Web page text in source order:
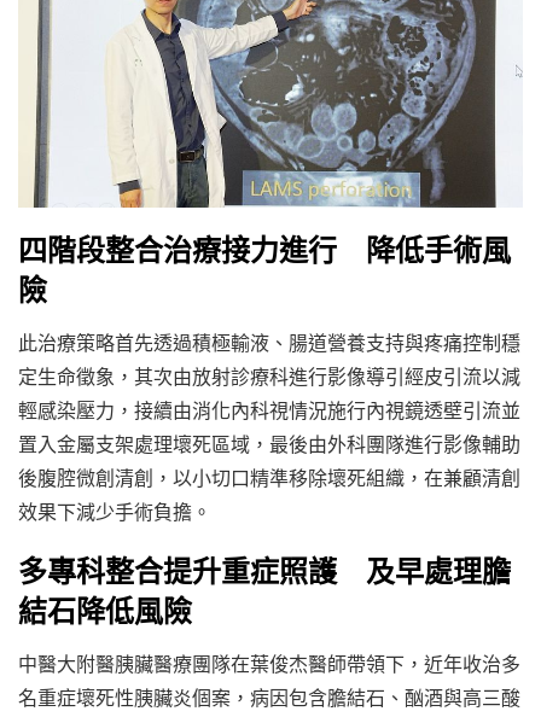
四階段整合治療接力進行 降低手術風
險
此治療策略首先透過積極輸液、腸道營養支持與疼痛控制穩
定生命徵象，其次由放射診療科進行影像導引經皮引流以減
輕感染壓力，接續由消化內科視情況施行內視鏡透壁引流並
置入金屬支架處理壞死區域，最後由外科團隊進行影像輔助
後腹腔微創清創，以小切口精準移除壞死組織，在兼顧清創
效果下減少手術負擔。
多專科整合提升重症照護 及早處理膽
結石降低風險
中醫大附醫胰臟醫療團隊在葉俊杰醫師帶領下，近年收治多
名重症壞死性胰臟炎個案，病因包含膽結石、酗酒與高三酸